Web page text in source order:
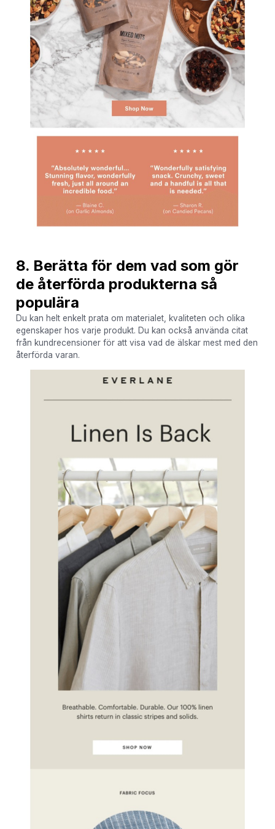
8. Berätta för dem vad som gör
de återförda produkterna så
populära
Du kan helt enkelt prata om materialet, kvaliteten och olika
egenskaper hos varje produkt. Du kan också använda citat
från kundrecensioner för att visa vad de älskar mest med den
återförda varan.